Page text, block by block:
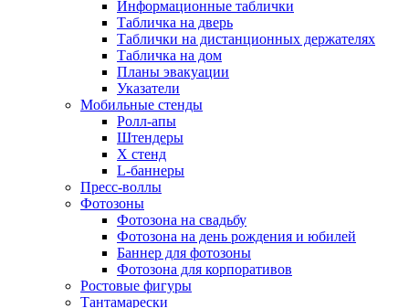
Информационные таблички
Табличка на дверь
Таблички на дистанционных держателях
Табличка на дом
Планы эвакуации
Указатели
Мобильные стенды
Ролл-апы
Штендеры
Х стенд
L-баннеры
Пресс-воллы
Фотозоны
Фотозона на свадьбу
Фотозона на день рождения и юбилей
Баннер для фотозоны
Фотозона для корпоративов
Ростовые фигуры
Тантамарески